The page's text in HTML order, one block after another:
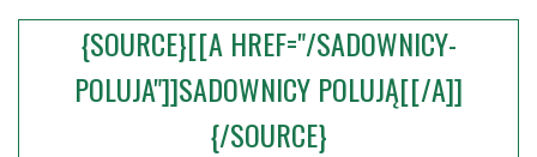
{SOURCE}[[A HREF="/SADOWNICY-
POLUJA"]]SADOWNICY POLUJĄ[[/A]]
{/SOURCE}